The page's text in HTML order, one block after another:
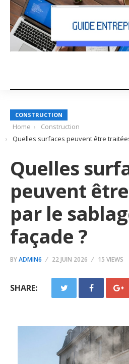
CONSTRUCTION
Home
Construction
Quelles surfaces peuvent être
Quelles
peuvent
par le
façade ?
BYADMIN6 22 JUIN 2026 15 VIEWS
SHARE: